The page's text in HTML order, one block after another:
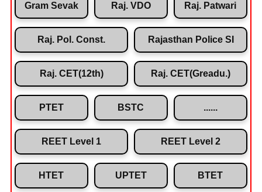
Gram Sevak Raj. VDO Raj. Patwari
Raj. Pol. Const. Rajasthan Police SI
Raj. CET(12th) Raj. CET(Greadu.)
PTET BSTC
REET Level 1 REET Level 2
HTET UPTET BTET